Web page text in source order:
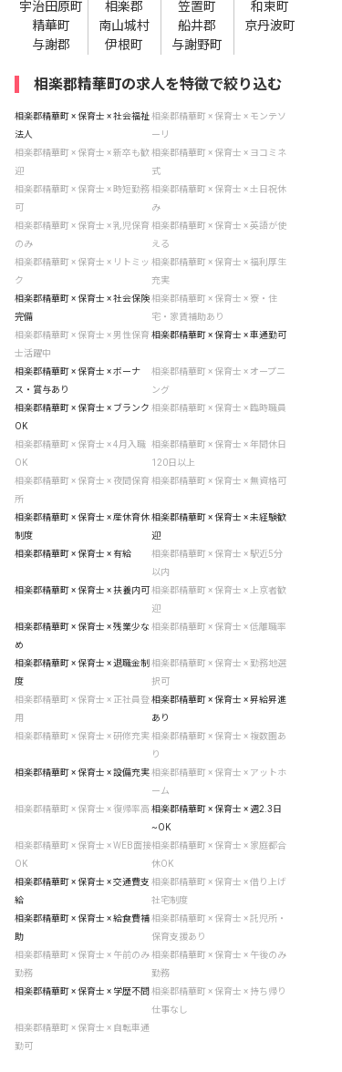
宇治田原町
相楽郡 笠置町
和束町
精華町
南山城村 船井郡
京丹波町
与謝郡
伊根町 与謝野町
相楽郡精華町の求人を特徴で絞り込む
相楽郡精華町 × 保育士 × 社会福祉
法人
相楽郡精華町 × 保育士 × モンテソ
ーリ
相楽郡精華町 × 保育士 × 新卒も歓
迎
相楽郡精華町 × 保育士 × ヨコミネ
式
相楽郡精華町 × 保育士 × 時短勤務
可
相楽郡精華町 × 保育士 × 土日祝休
み
相楽郡精華町 × 保育士 × 乳児保育
のみ
相楽郡精華町 × 保育士 × 英語が使
える
相楽郡精華町 × 保育士 × リトミッ
ク
相楽郡精華町 × 保育士 × 福利厚生
充実
相楽郡精華町 × 保育士 × 社会保険
完備
相楽郡精華町 × 保育士 × 寮・住
宅・家賃補助あり
相楽郡精華町 × 保育士 × 男性保育
士活躍中
相楽郡精華町 × 保育士 × 車通勤可
相楽郡精華町 × 保育士 × ボーナ
ス・賞与あり
相楽郡精華町 × 保育士 × オープニ
ング
相楽郡精華町 × 保育士 × ブランク
OK
相楽郡精華町 × 保育士 × 臨時職員
相楽郡精華町 × 保育士 × 4月入職
OK
相楽郡精華町 × 保育士 × 年間休日
120日以上
相楽郡精華町 × 保育士 × 夜間保育
所
相楽郡精華町 × 保育士 × 無資格可
相楽郡精華町 × 保育士 × 産休育休
制度
相楽郡精華町 × 保育士 × 未経験歓
迎
相楽郡精華町 × 保育士 × 有給
相楽郡精華町 × 保育士 × 駅近5分
以内
相楽郡精華町 × 保育士 × 扶養内可相楽郡精華町 × 保育士 × 上京者歓
迎
相楽郡精華町 × 保育士 × 残業少な
め
相楽郡精華町 × 保育士 × 低離職率
相楽郡精華町 × 保育士 × 退職金制
度
相楽郡精華町 × 保育士 × 勤務地選
択可
相楽郡精華町 × 保育士 × 正社員登
用
相楽郡精華町 × 保育士 × 昇給昇進
あり
相楽郡精華町 × 保育士 × 研修充実相楽郡精華町 × 保育士 × 複数園あ
り
相楽郡精華町 × 保育士 × 設備充実相楽郡精華町 × 保育士 × アットホ
ーム
相楽郡精華町 × 保育士 × 復帰率高 相楽郡精華町 × 保育士 × 週2.3日
~OK
相楽郡精華町 × 保育士 × WEB面接
OK
相楽郡精華町 × 保育士 × 家庭都合
休OK
相楽郡精華町 × 保育士 × 交通費支
給
相楽郡精華町 × 保育士 × 借り上げ
社宅制度
相楽郡精華町 × 保育士 × 給食費補
助
相楽郡精華町 × 保育士 × 託児所・
保育支援あり
相楽郡精華町 × 保育士 × 午前のみ
勤務
相楽郡精華町 × 保育士 × 午後のみ
勤務
相楽郡精華町 × 保育士 × 学歴不問 相楽郡精華町 × 保育士 × 持ち帰り
仕事なし
相楽郡精華町 × 保育士 × 自転車通
勤可